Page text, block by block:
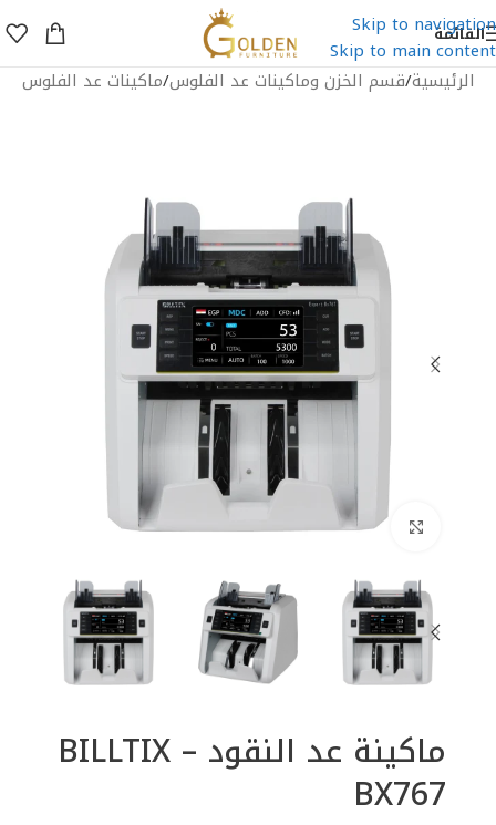
Skip to navigation
Skip to main content
القائمة
الرئيسية/قسم الخزن وماكينات عد الفلوس/ماكينات عد الفلوس
اضغط للتكبير
ماكينة عد النقود BILLTIX –
BX767